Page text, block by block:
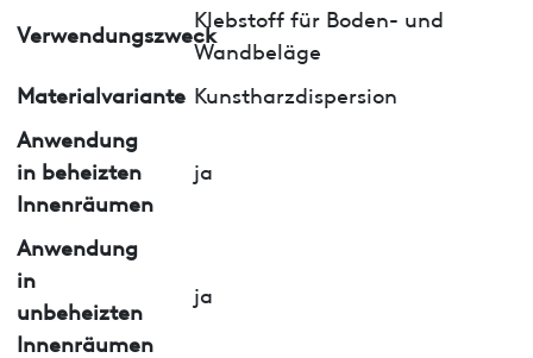
Verwendungszweck
Klebstoff für Boden- und
Wandbeläge
Materialvariante Kunstharzdispersion
Anwendung
in beheizten
Innenräumen
ja
Anwendung
in
unbeheizten
Innenräumen
ja